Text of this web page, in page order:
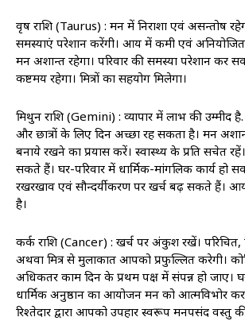
वृष राशि (Taurus) : मन में निराशा एवं असन्तोष
समस्याएं परेशान करेंगी। आय में कमी एवं
मन अशान्त रहेगा। परिवार की समस्या परेशान कर
कष्टमय रहेगा। मित्रों का सहयोग मिलेगा।
मिथुन राशि (Gemini) : व्यापार में लाभ की उम्मीद
और छात्रों के लिए दिन अच्छा रह सकता है। मन
बनाये रखने का प्रयास करें। स्वास्थ्‍य के प्रति सचेत
सकते हैं। घर-परिवार में धार्मिक-मांगलिक कार्य
रखरखाव एवं सौन्दर्यीकरण पर खर्च बढ़ सकते हैं।
है।
कर्क राशि (Cancer) : खर्च पर अंकुश रखें।
अथवा मित्र से मुलाकात आपको प्रफुल्लित करेगी।
अधिकतर काम दिन के प्रथम पक्ष में संपन्न हो जाए।
धार्मिक अनुष्ठान का आयोजन मन को आत्मविभोर
रिश्तेदार द्वारा आपको उपहार स्वरूप मनपसंद वस्तु की